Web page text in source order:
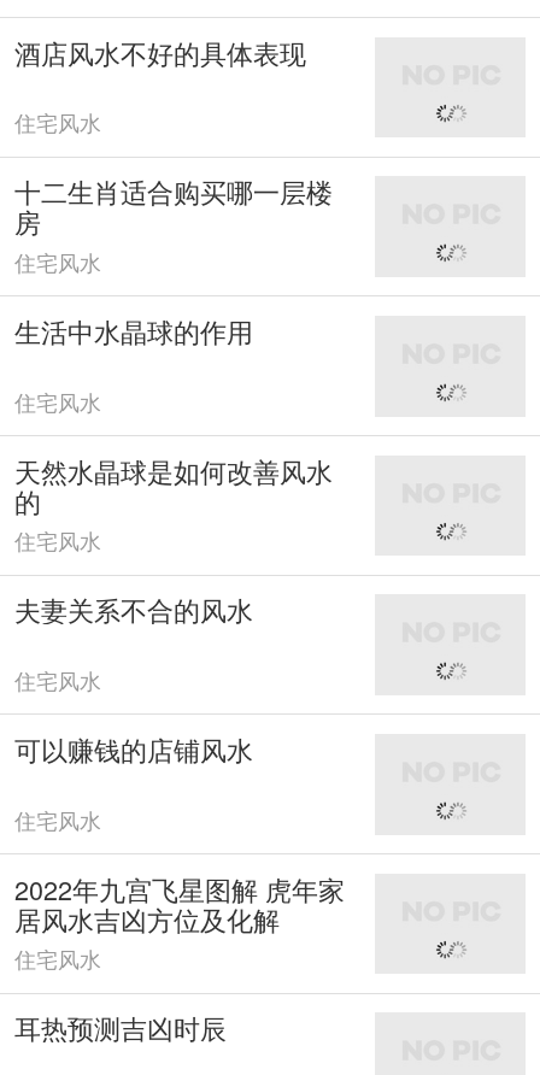
酒店风水不好的具体表现
住宅风水
十二生肖适合购买哪一层楼
房
住宅风水
生活中水晶球的作用
住宅风水
天然水晶球是如何改善风水
的
住宅风水
夫妻关系不合的风水
住宅风水
可以赚钱的店铺风水
住宅风水
2022年九宫飞星图解 虎年家
居风水吉凶方位及化解
住宅风水
耳热预测吉凶时辰